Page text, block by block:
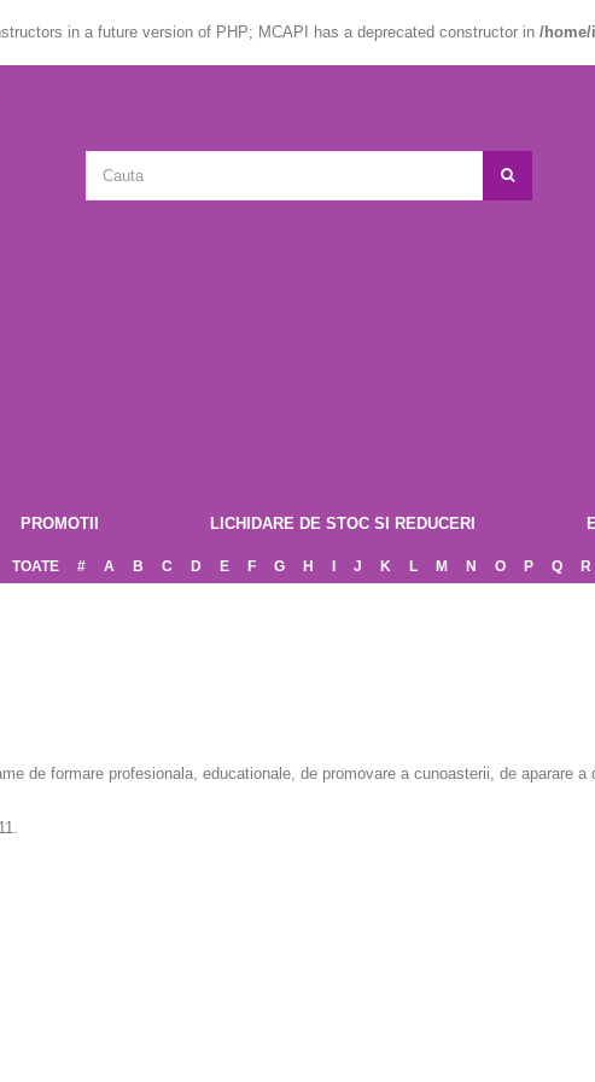
in a future version of PHP; MCAPI has a deprecated constructor in /
PROMOTII LICHIDARE DE STOC SI REDUCERI
TOATE # A B C D E F G H J K L M N O P Q R
de formare profesionala, educationale, de promovare a cunoasterii, de aparare